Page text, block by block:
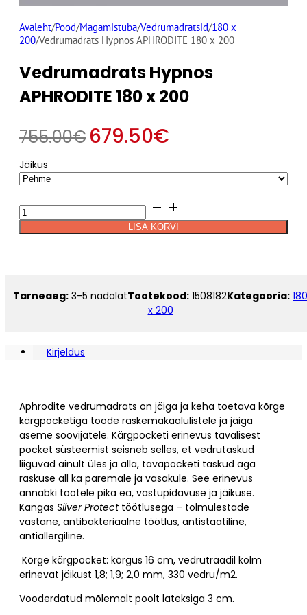
Avaleht/Pood/Magamistuba/Vedrumadratsid/180 x
200/Vedrumadrats Hypnos APHRODITE 180 x 200
Vedrumadrats Hypnos
APHRODITE 180 x 200
755.00€679.50€
Jäikus
Vedrumadrats
Hypnos
APHRODITE
kogus
LISA KORVI
Alternative:
Tarneaeg: 3-5 nädalatTootekood: 1508182Kategooria: 180
x 200
Kirjeldus
Aphrodite vedrumadrats on jäiga ja keha toetava kõrge
kärgpocketiga toode raskemakaalulistele ja jäiga
aseme soovijatele. Kärgpocketi erinevus tavalisest
pocket süsteemist seisneb selles, et vedrutaskud
liiguvad ainult üles ja alla, tavapocketi taskud aga
raskuse all ka paremale ja vasakule. See erinevus
annabki tootele pika ea, vastupidavuse ja jäikuse.
Kangas Silver Protecttöötlusega – tolmulestade
vastane, antibakteriaalne töötlus, antistaatiline,
antiallergiline.
Kõrge kärgpocket: kõrgus 16 cm, vedrutraadil kolm
erinevat jäikust 1,8; 1,9; 2,0 mm, 330 vedru/m2.
Vooderdatud mõlemalt poolt lateksiga 3 cm.